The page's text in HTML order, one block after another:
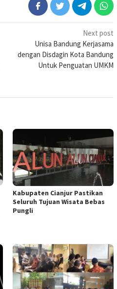
Next post
Unisa Bandung Kerjasama
dengan Disdagin Kota Bandung
Untuk Penguatan UMKM
Kabupaten Cianjur Pastikan
Seluruh Tujuan Wisata Bebas
Pungli